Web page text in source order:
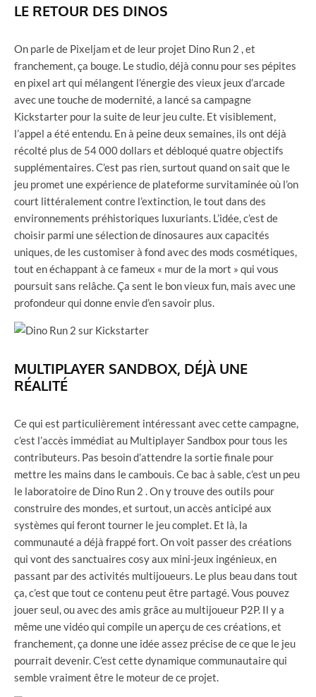
LE RETOUR DES DINOS
On parle de Pixeljam et de leur projet Dino Run 2 , et
franchement, ça bouge. Le studio, déjà connu pour ses pépites
en pixel art qui mélangent l’énergie des vieux jeux d’arcade
avec une touche de modernité, a lancé sa campagne
Kickstarter pour la suite de leur jeu culte. Et visiblement,
l’appel a été entendu. En à peine deux semaines, ils ont déjà
récolté plus de 54 000 dollars et débloqué quatre objectifs
supplémentaires. C’est pas rien, surtout quand on sait que le
jeu promet une expérience de plateforme survitaminée où l’on
court littéralement contre l’extinction, le tout dans des
environnements préhistoriques luxuriants. L’idée, c’est de
choisir parmi une sélection de dinosaures aux capacités
uniques, de les customiser à fond avec des mods cosmétiques,
tout en échappant à ce fameux « mur de la mort » qui vous
poursuit sans relâche. Ça sent le bon vieux fun, mais avec une
profondeur qui donne envie d’en savoir plus.
MULTIPLAYER SANDBOX, DÉJÀ UNE
RÉALITÉ
Ce qui est particulièrement intéressant avec cette campagne,
c’est l’accès immédiat au Multiplayer Sandbox pour tous les
contributeurs. Pas besoin d’attendre la sortie finale pour
mettre les mains dans le cambouis. Ce bac à sable, c’est un peu
le laboratoire de Dino Run 2 . On y trouve des outils pour
construire des mondes, et surtout, un accès anticipé aux
systèmes qui feront tourner le jeu complet. Et là, la
communauté a déjà frappé fort. On voit passer des créations
qui vont des sanctuaires cosy aux mini-jeux ingénieux, en
passant par des activités multijoueurs. Le plus beau dans tout
ça, c’est que tout ce contenu peut être partagé. Vous pouvez
jouer seul, ou avec des amis grâce au multijoueur P2P. Il y a
même une vidéo qui compile un aperçu de ces créations, et
franchement, ça donne une idée assez précise de ce que le jeu
pourrait devenir. C’est cette dynamique communautaire qui
semble vraiment être le moteur de ce projet.